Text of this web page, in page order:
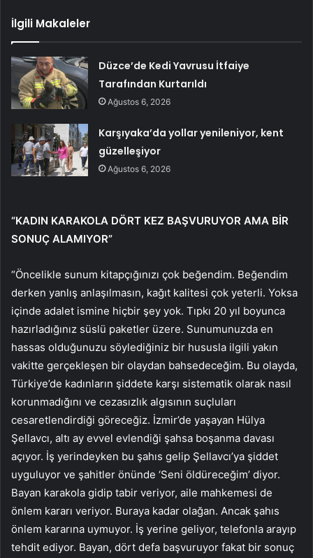
İlgili Makaleler
Düzce’de Kedi Yavrusu İtfaiye
Tarafından Kurtarıldı
Ağustos 6, 2026
Karşıyaka’da yollar yenileniyor, kent
güzelleşiyor
Ağustos 6, 2026
“KADIN KARAKOLA DÖRT KEZ BAŞVURUYOR AMA BİR
SONUÇ ALAMIYOR”
“Öncelikle sunum kitapçığınızı çok beğendim. Beğendim
derken yanlış anlaşılmasın, kağıt kalitesi çok yeterli. Yoksa
içinde adalet ismine hiçbir şey yok. Tıpkı 20 yıl boyunca
hazırladığınız süslü paketler üzere. Sunumunuzda en
hassas olduğunuzu söylediğiniz bir hususla ilgili yakın
vakitte gerçekleşen bir olaydan bahsedeceğim. Bu olayda,
Türkiye’de kadınların şiddete karşı sistematik olarak nasıl
korunmadığını ve cezasızlık algısının suçluları
cesaretlendirdiği göreceğiz. İzmir’de yaşayan Hülya
Şellavcı, altı ay evvel evlendiği şahsa boşanma davası
açıyor. İş yerindeyken bu şahıs gelip Şellavcı’ya şiddet
uyguluyor ve şahitler önünde ‘Seni öldüreceğim’ diyor.
Bayan karakola gidip tabir veriyor, aile mahkemesi de
önlem kararı veriyor. Buraya kadar olağan. Ancak şahıs
önlem kararına uymuyor. İş yerine geliyor, telefonla arayıp
tehdit ediyor. Bayan, dört defa başvuruyor fakat bir sonuç